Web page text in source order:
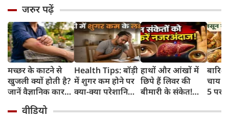
जरुर पढ़ें
मच्छर के काटने से
खुजली क्यों होती है?
जानें वैज्ञानिक कारण
Health Tips: बॉड़ी
में शुगर कम होने पर
क्या-क्या परेशानियां
बातें
हाथों और आंखों में
छिपे हैं लिवर की
बीमारी के संकेत!
नजरअंदाज
चाय
5
वीडियो